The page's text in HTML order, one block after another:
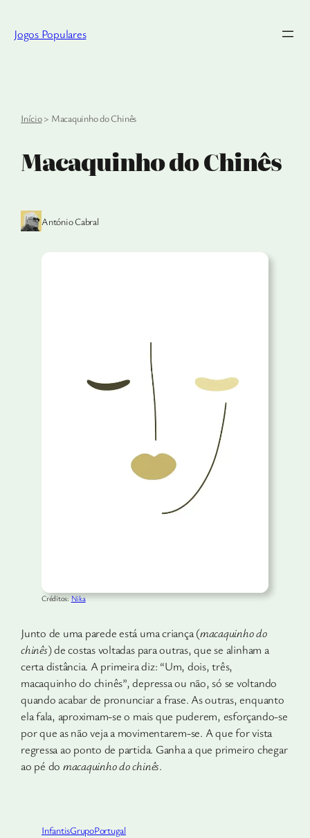
Jogos Populares
Início> Macaquinho do Chinês
Macaquinho do Chinês
António Cabral
Créditos:Nika
Junto de uma parede está uma criança (macaquinho do
chinês) de costas voltadas para outras, que se alinham a
certa distância. A primeira diz: “Um, dois, três,
macaquinho do chinês”, depressa ou não, só se voltando
quando acabar de pronunciar a frase. As outras, enquanto
ela fala, aproximam-se o mais que puderem, esforçando-se
por que as não veja a movimentarem-se. A que for vista
regressa ao ponto de partida. Ganha a que primeiro chegar
ao pé do macaquinho do chinês.
InfantisGrupoPortugal